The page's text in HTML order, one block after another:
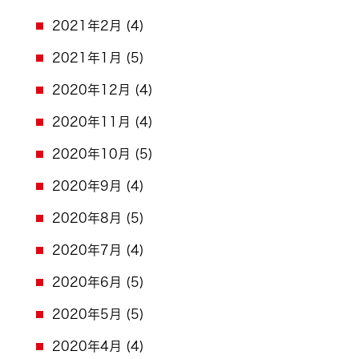
2021年2月 (4)
2021年1月 (5)
2020年12月 (4)
2020年11月 (4)
2020年10月 (5)
2020年9月 (4)
2020年8月 (5)
2020年7月 (4)
2020年6月 (5)
2020年5月 (5)
2020年4月 (4)